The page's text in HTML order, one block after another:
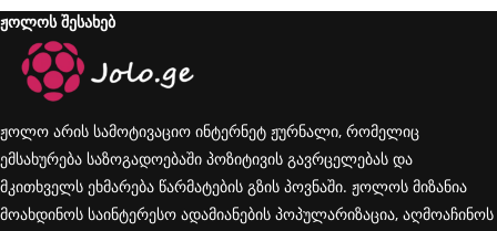
ჟოლოს შესახებ
ჟოლო არის სამოტივაციო ინტერნეტ ჟურნალი, რომელიც
ემსახურება საზოგადოებაში პოზიტივის გავრცელებას და
მკითხველს ეხმარება წარმატების გზის პოვნაში. ჟოლოს მიზანია
მოახდინოს საინტერესო ადამიანების პოპულარიზაცია, აღმოაჩინოს